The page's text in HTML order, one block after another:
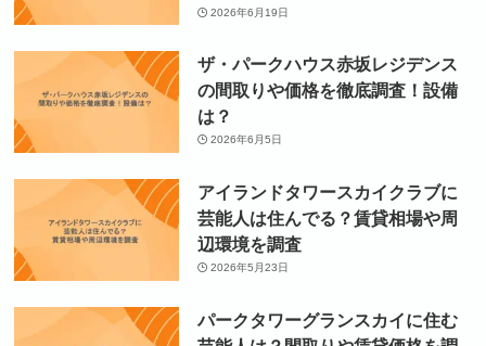
2026年6月19日
ザ・パークハウス赤坂レジデンス
の間取りや価格を徹底調査！設備
は？
2026年6月5日
アイランドタワースカイクラブに
芸能人は住んでる？賃貸相場や周
辺環境を調査
2026年5月23日
パークタワーグランスカイに住む